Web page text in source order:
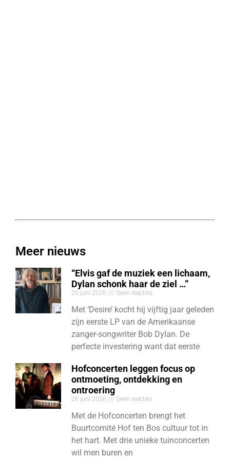
Meer nieuws
“Elvis gaf de muziek een lichaam,
Dylan schonk haar de ziel …”
26 juni 2026 Geen reacties
Met ‘Desire’ kocht hij vijftig jaar geleden
zijn eerste LP van de Amerikaanse
zanger-songwriter Bob Dylan. De
perfecte investering want dat eerste
Hofconcerten leggen focus op
ontmoeting, ontdekking en
ontroering
26 juni 2026 Geen reacties
Met de Hofconcerten brengt het
Buurtcomité Hof ten Bos cultuur tot in
het hart. Met drie unieke tuinconcerten
wil men buren en